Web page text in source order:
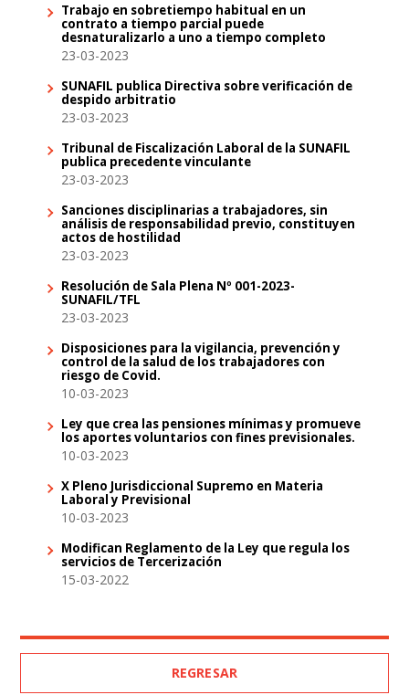
Trabajo en sobretiempo habitual en un
contrato a tiempo parcial puede
desnaturalizarlo a uno a tiempo completo
23-03-2023
SUNAFIL publica Directiva sobre verificación de
despido arbitratio
23-03-2023
Tribunal de Fiscalización Laboral de la SUNAFIL
publica precedente vinculante
23-03-2023
Sanciones disciplinarias a trabajadores, sin
análisis de responsabilidad previo, constituyen
actos de hostilidad
23-03-2023
Resolución de Sala Plena Nº 001-2023-
SUNAFIL/TFL
23-03-2023
Disposiciones para la vigilancia, prevención y
control de la salud de los trabajadores con
riesgo de Covid.
10-03-2023
Ley que crea las pensiones mínimas y promueve
los aportes voluntarios con fines previsionales.
10-03-2023
X Pleno Jurisdiccional Supremo en Materia
Laboral y Previsional
10-03-2023
Modifican Reglamento de la Ley que regula los
servicios de Tercerización
15-03-2022
REGRESAR